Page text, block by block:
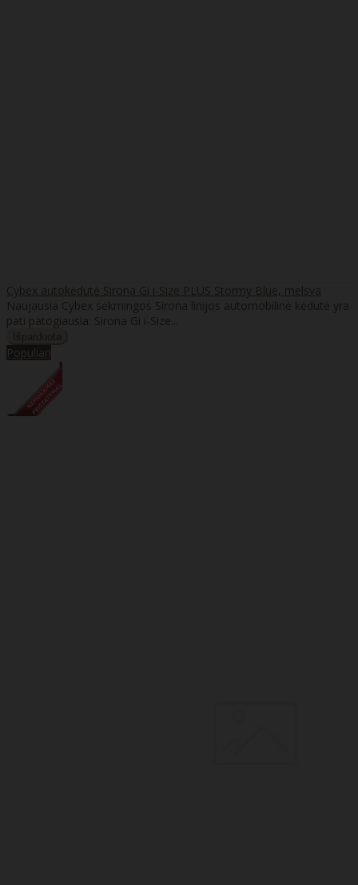
Cybex autokėdutė Sirona Gi i-Size PLUS Stormy Blue, melsva
Naujausia Cybex sėkmingos Sirona linijos automobilinė kėdutė yra
pati patogiausia: Sirona Gi i-Size...
Populiari